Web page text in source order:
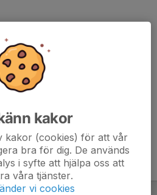
kakor
kakor (cookies) för att vår
bra för dig. De används
i syfte att hjälpa oss att
våra tjänster.
vi cookies